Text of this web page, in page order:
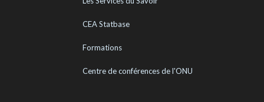
CEA Statbase
Formations
Centre de conférences de l'ONU